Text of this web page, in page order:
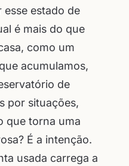
esse estado de
é mais do que
como um
acumulamos,
de
por situações,
que torna uma
É a intenção.
usada carrega a